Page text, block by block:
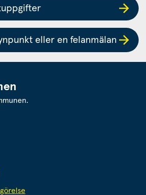
eller en felanmälan